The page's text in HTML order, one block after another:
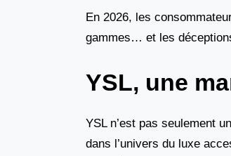
En 2026, les
gammes… et les
YSL, une
YSL n’est pas seulement
dans l’univers du luxe